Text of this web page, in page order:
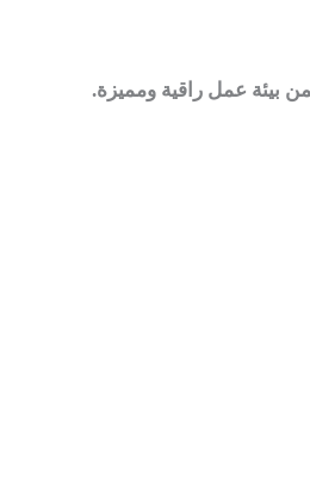
بيئة عمل راقية ومميزة.